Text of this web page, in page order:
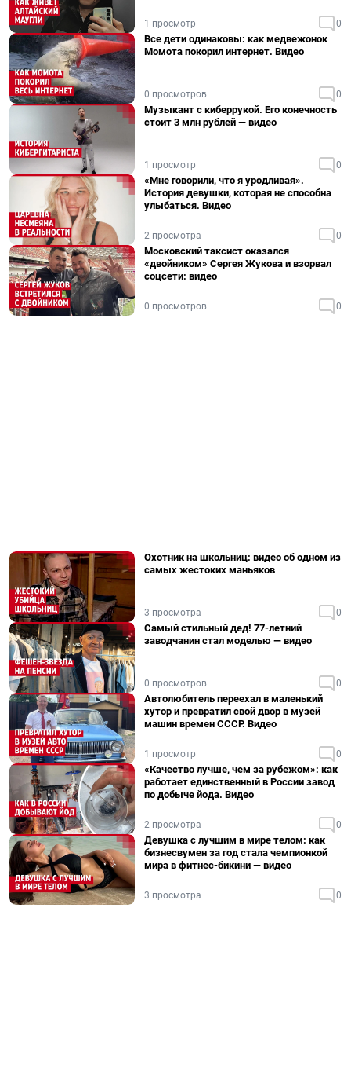
1 просмотр 0
Все дети одинаковы: как медвежонок
Момота покорил интернет. Видео
0 просмотров 0
Музыкант с киберрукой. Его конечность
стоит 3 млн рублей — видео
1 просмотр 0
«Мне говорили, что я уродливая».
История девушки, которая не способна
улыбаться. Видео
2 просмотра 0
Московский таксист оказался
«двойником» Сергея Жукова и взорвал
соцсети: видео
0 просмотров 0
Охотник на школьниц: видео об одном из
самых жестоких маньяков
3 просмотра 0
Самый стильный дед! 77-летний
заводчанин стал моделью — видео
0 просмотров 0
Автолюбитель переехал в маленький
хутор и превратил свой двор в музей
машин времен СССР. Видео
1 просмотр 0
«Качество лучше, чем за рубежом»: как
работает единственный в России завод
по добыче йода. Видео
2 просмотра 0
Девушка с лучшим в мире телом: как
бизнесвумен за год стала чемпионкой
мира в фитнес-бикини — видео
3 просмотра 0